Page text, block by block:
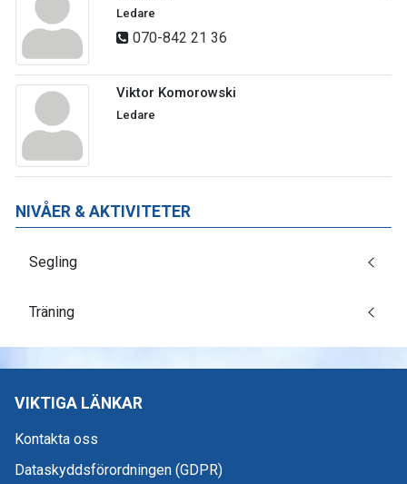
Ledare
070-842 21 36
Viktor Komorowski
Ledare
NIVÅER & AKTIVITETER
Segling
Träning
VIKTIGA LÄNKAR
Kontakta oss
Dataskyddsförordningen (GDPR)